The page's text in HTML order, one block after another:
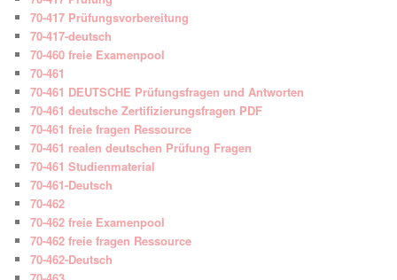
70-417 Prüfungsvorbereitung
70-417-deutsch
70-460 freie Examenpool
70-461
70-461 DEUTSCHE Prüfungsfragen und Antworten
70-461 deutsche Zertifizierungsfragen PDF
70-461 freie fragen Ressource
70-461 realen deutschen Prüfung Fragen
70-461 Studienmaterial
70-461-Deutsch
70-462
70-462 freie Examenpool
70-462 freie fragen Ressource
70-462-Deutsch